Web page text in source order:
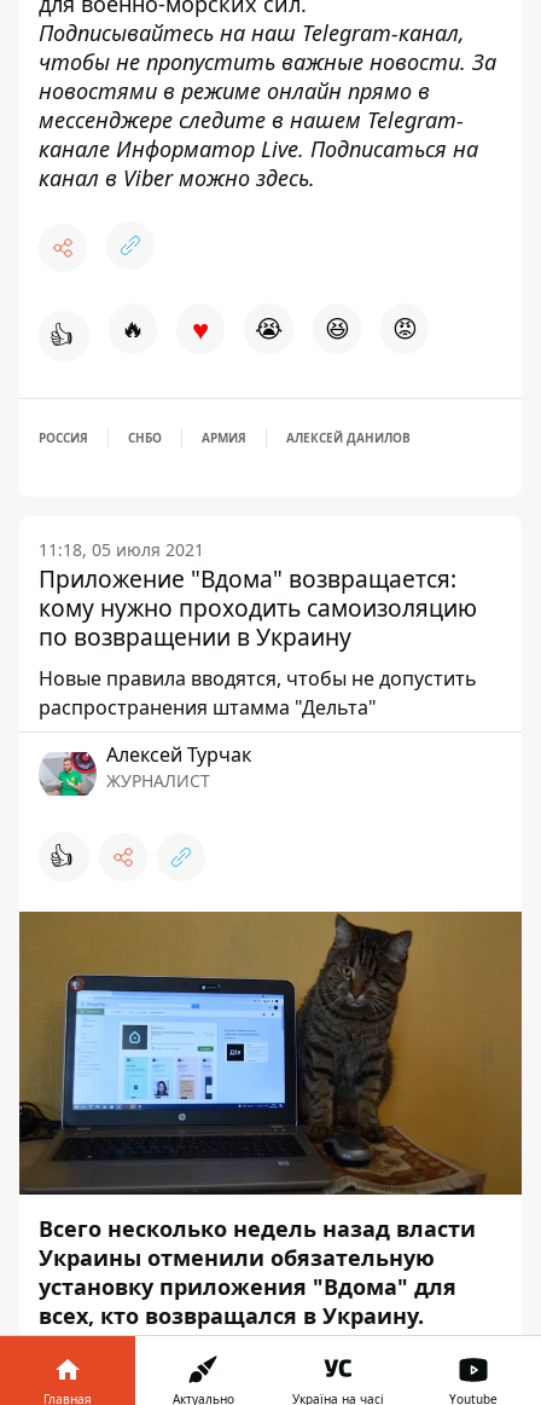
Подписывайтесь на наш Telegram-канал,
чтобы не пропустить важные новости. За
новостями в режиме онлайн прямо в
мессенджере следите в нашем Telegram-
канале Информатор Live. Подписаться на
канал в Viber можно здесь.
👍 🔥 ♥ 😭 😆 😡
РОССИЯ СНБО АРМИЯ АЛЕКСЕЙ ДАНИЛОВ
11:18, 05 июля 2021
Приложение "Вдома" возвращается:
кому нужно проходить самоизоляцию
по возвращении в Украину
Новые правила вводятся, чтобы не допустить
распространения штамма "Дельта"
Алексей Турчак
ЖУРНАЛИСТ
👍
Всего несколько недель назад власти
Украины отменили обязательную
установку приложения "Вдома" для
всех, кто возвращался в Украину.
Однако некоторым гражданам снова
придется проходить обсервацию и
Главная Актуально Україна на часі Youtube